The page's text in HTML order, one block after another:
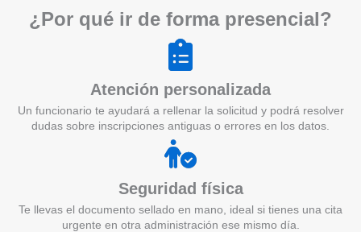
¿Por qué ir de formapresencial?
Atención personalizada
Un funcionario te ayudará a rellenar la solicitud y podrá resolver
dudas sobre inscripciones antiguas o errores en los datos.
Seguridad física
Te llevas el documento sellado en mano, ideal si tienes una cita
urgente en otra administración ese mismo día.